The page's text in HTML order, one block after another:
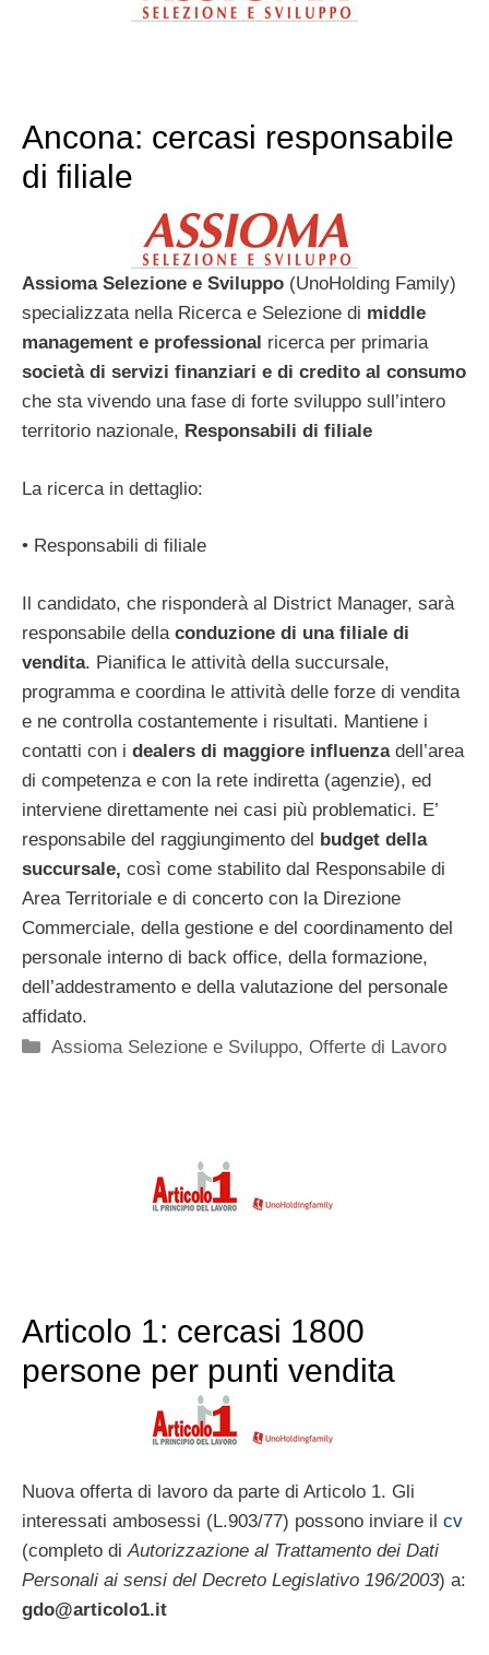
Ancona: cercasi responsabile
di filiale
Assioma Selezione e Sviluppo (UnoHolding Family)
specializzata nella Ricerca e Selezione di middle
management e professional ricerca per primaria
società di servizi finanziari e di credito al consumo
che sta vivendo una fase di forte sviluppo sull’intero
territorio nazionale, Responsabili di filiale
La ricerca in dettaglio:
• Responsabili di filiale
Il candidato, che risponderà al District Manager, sarà
responsabile della conduzione di una filiale di
vendita. Pianifica le attività della succursale,
programma e coordina le attività delle forze di vendita
e ne controlla costantemente i risultati. Mantiene i
contatti con i dealers di maggiore influenzadell’area
di competenza e con la rete indiretta (agenzie), ed
interviene direttamente nei casi più problematici. E’
responsabile del raggiungimento del budget della
succursale, così come stabilito dal Responsabile di
Area Territoriale e di concerto con la Direzione
Commerciale, della gestione e del coordinamento del
personale interno di back office, della formazione,
dell’addestramento e della valutazione del personale
affidato.
Categorie
Assioma Selezione e Sviluppo,Offerte di Lavoro
Articolo 1: cercasi 1800
persone per punti vendita
Nuova offerta di lavoro da parte di Articolo 1. Gli
interessati ambosessi (L.903/77) possono inviare il cv
(completo diAutorizzazione al Trattamento dei Dati
Personali ai sensi del Decreto Legislativo 196/2003) a:
gdo@articolo1.it